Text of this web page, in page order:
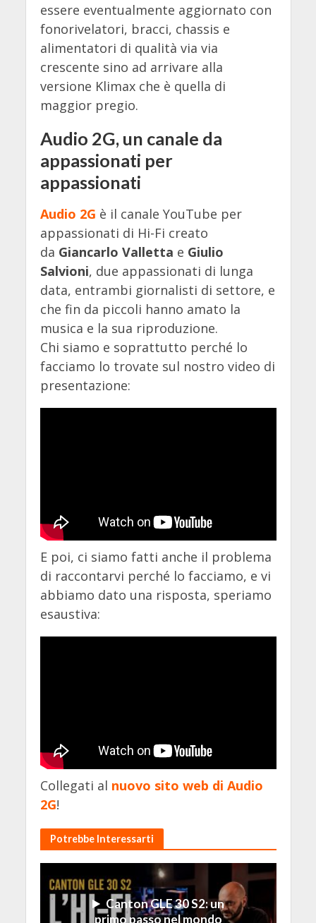
essere eventualmente aggiornato con
fonorivelatori, bracci, chassis e
alimentatori di qualità via via
crescente sino ad arrivare alla
versione Klimax che è quella di
maggior pregio.
Audio 2G, un canale da
appassionati per
appassionati
Audio 2G è il canale YouTube per
appassionati di Hi-Fi creato
da Giancarlo Valletta e Giulio
Salvioni, due appassionati di lunga
data, entrambi giornalisti di settore, e
che fin da piccoli hanno amato la
musica e la sua riproduzione.
Chi siamo e soprattutto perché lo
facciamo lo trovate sul nostro video di
presentazione:
E poi, ci siamo fatti anche il problema
di raccontarvi perché lo facciamo, e vi
abbiamo dato una risposta, speriamo
esaustiva:
Collegati al nuovo sito web di Audio
2G!
Potrebbe Interessarti
Canton GLE 30 S2: un
primo passo nel mondo